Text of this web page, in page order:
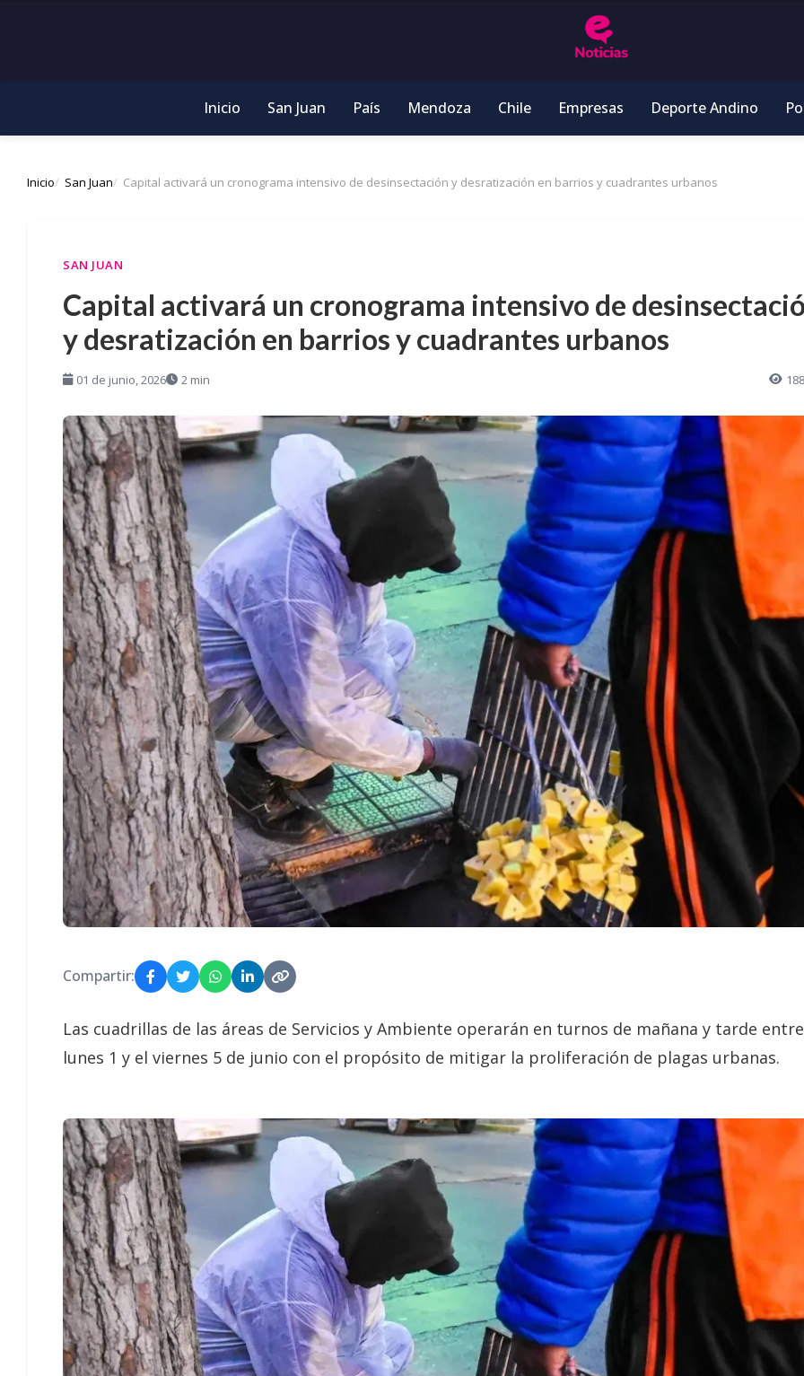
Inicio San Juan País Mendoza Chile Empresas Deporte Andino
Inicio San Juan Capital activará un cronograma intensivo de desinsectación y desratización en barrios y cuadrantes urbanos
SAN JUAN
Capital activará un cronograma intensivo de
y desratización en barrios y cuadrantes urbanos
01 de junio, 2026 2 min 188
Compartir:
Las cuadrillas de las áreas de Servicios y Ambiente operarán en turnos de mañana y tarde
lunes 1 y el viernes 5 de junio con el propósito de mitigar la proliferación de plagas urbanas.